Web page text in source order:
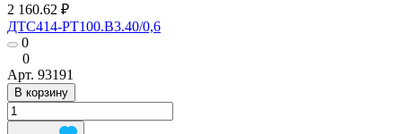
2 160.62 ₽
ДТС414-РТ100.В3.40/0,6
0
0
Арт. 93191
В корзину